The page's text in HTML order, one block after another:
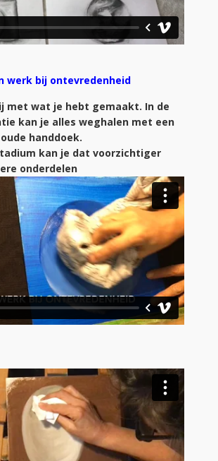
werk bij ontevredenheid
met wat je hebt gemaakt. In de
kan je alles weghalen met een
handdoek.
kan je dat voorzichtiger
onderdelen